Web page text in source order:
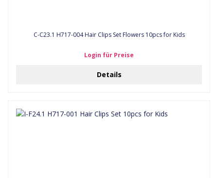
C-C23.1 H717-004 Hair Clips Set Flowers 10pcs for Kids
Login für Preise
Details